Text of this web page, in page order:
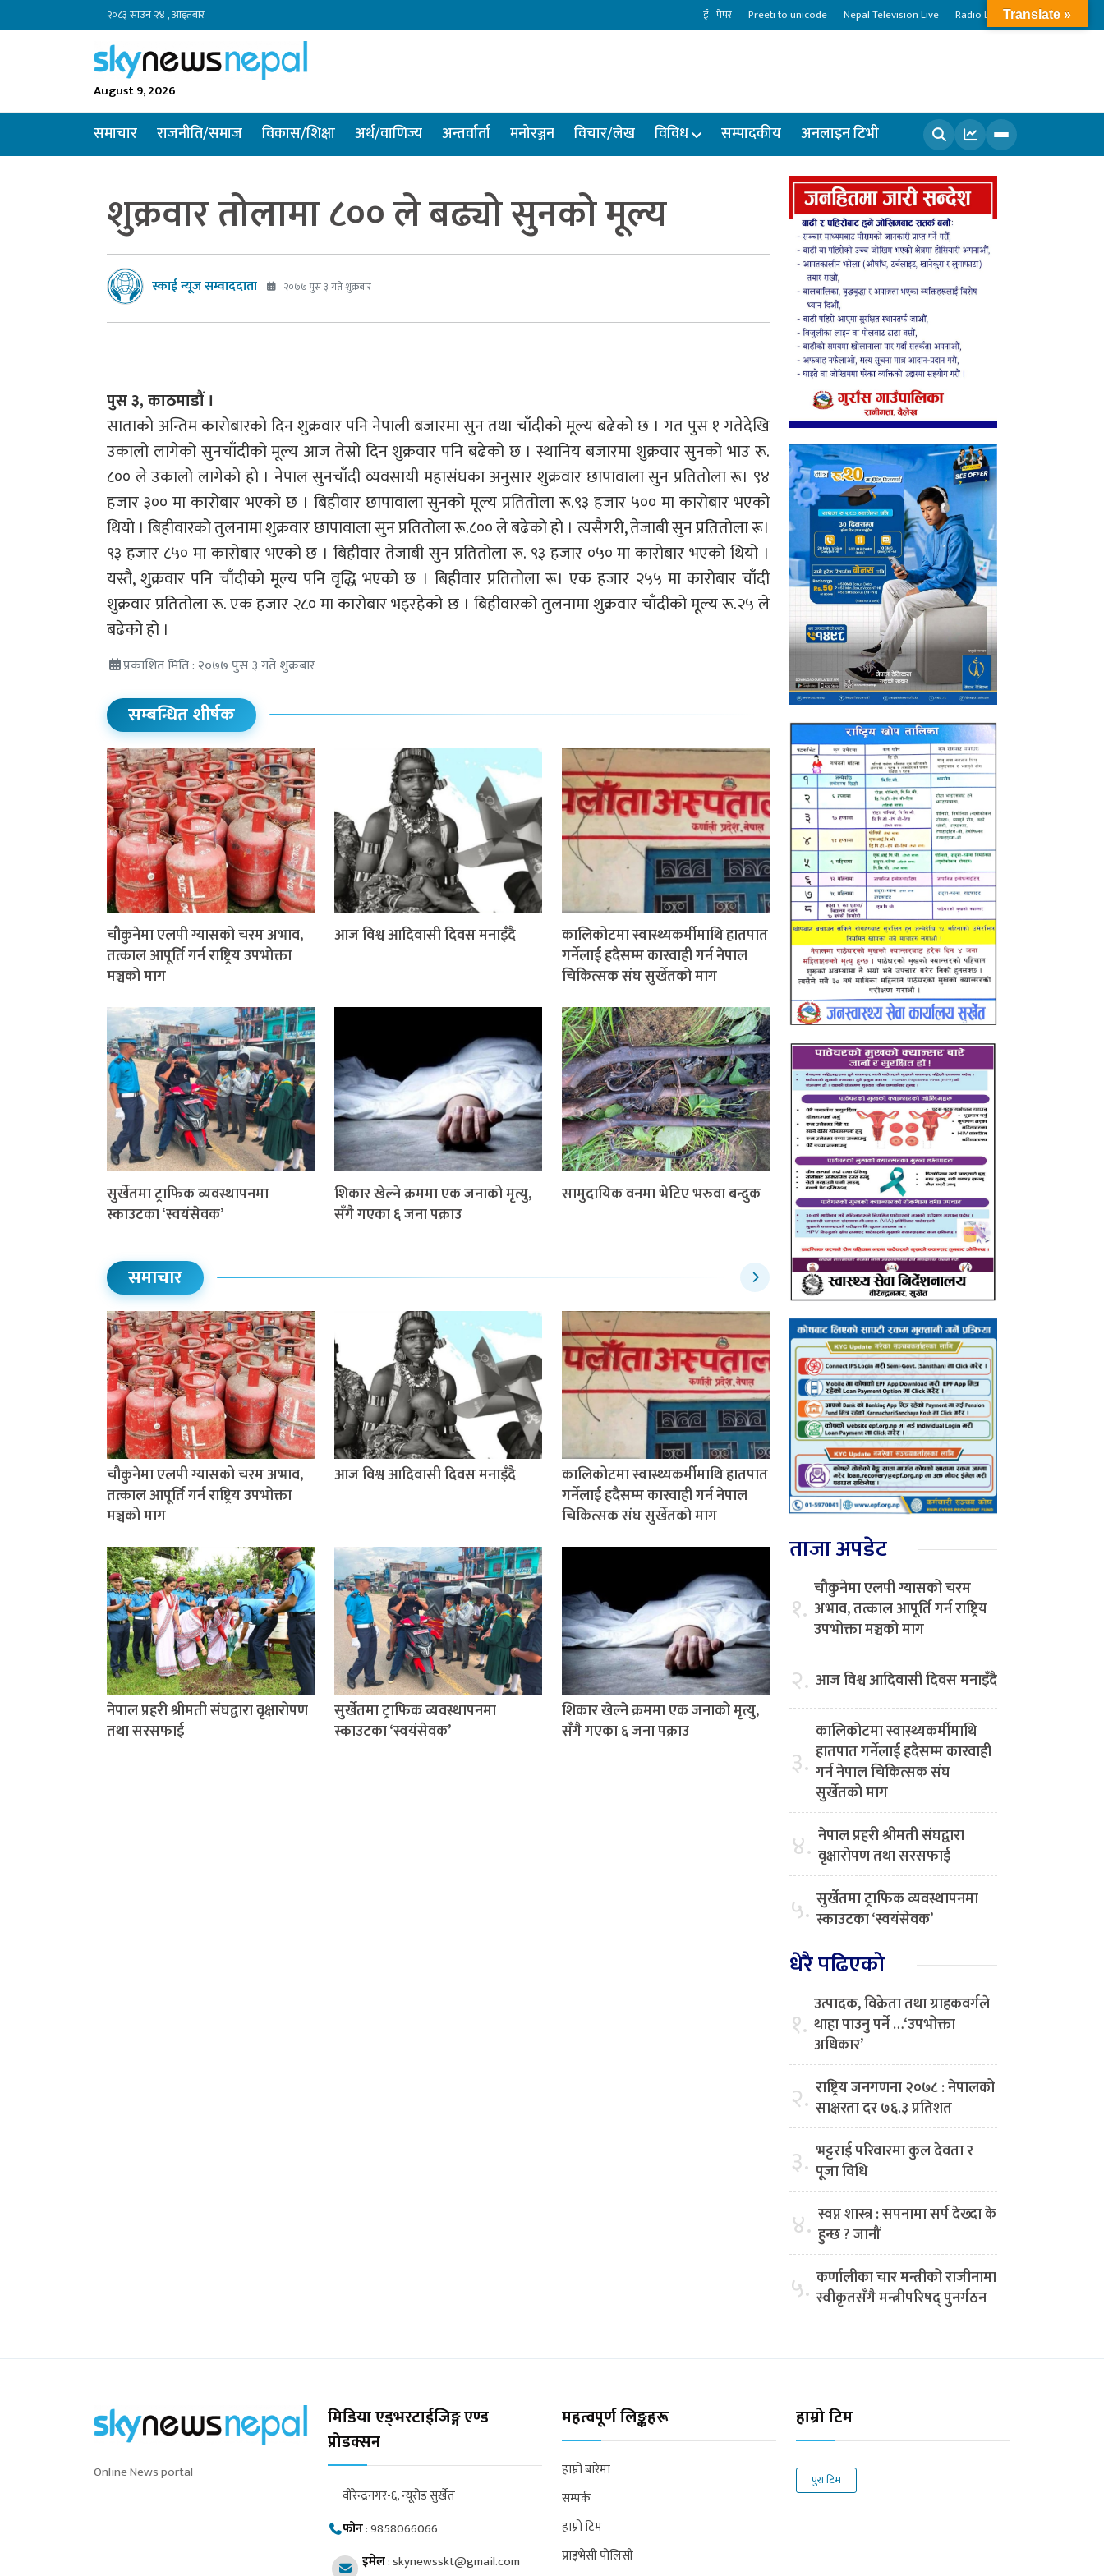
२०८३ साउन २४ , आइतबार ई –पेपर Preeti to unicode Nepal Television Live Radio Live
August 9, 2026
समाचार राजनीति/समाज विकास/शिक्षा अर्थ/वाणिज्य अन्तर्वार्ता मनोरञ्जन विचार/लेख विविध सम्पादकीय अनलाइन टिभी
खोज्नुहोस
शुक्रवार तोलामा ८०० ले बढ्यो सुनको मूल्य
स्काई न्यूज सम्वाददाता २०७७ पुस ३ गते शुक्रबार
पुस ३, काठमाडौं ।
साताको अन्तिम कारोबारको दिन शुक्रवार पनि नेपाली बजारमा सुन तथा चाँदीको मूल्य बढेको छ । गत पुस १ गतेदेखि
उकालो लागेको सुनचाँदीको मूल्य आज तेस्रो दिन शुक्रवार पनि बढेको छ । स्थानिय बजारमा शुक्रवार सुनको भाउ रू.
८०० ले उकालो लागेको हो । नेपाल सुनचाँदी व्यवसायी महासंघका अनुसार शुक्रवार छापावाला सुन प्रतितोला रू। ९४
हजार ३०० मा कारोबार भएको छ । बिहीवार छापावाला सुनको मूल्य प्रतितोला रू.९३ हजार ५०० मा कारोबार भएको
थियो । बिहीवारको तुलनामा शुक्रवार छापावाला सुन प्रतितोला रू.८०० ले बढेको हो । त्यसैगरी, तेजाबी सुन प्रतितोला रू।
९३ हजार ८५० मा कारोबार भएको छ । बिहीवार तेजाबी सुन प्रतितोला रू. ९३ हजार ०५० मा कारोबार भएको थियो ।
यस्तै, शुक्रवार पनि चाँदीको मूल्य पनि वृद्धि भएको छ । बिहीवार प्रतितोला रू। एक हजार २५५ मा कारोबार चाँदी
शुक्रवार प्रतितोला रू. एक हजार २८० मा कारोबार भइरहेको छ । बिहीवारको तुलनामा शुक्रवार चाँदीको मूल्य रू.२५ ले
बढेको हो ।
प्रकाशित मिति : २०७७ पुस ३ गते शुक्रबार
सम्बन्धित शीर्षक
चौकुनेमा एलपी ग्यासको चरम अभाव,
तत्काल आपूर्ति गर्न राष्ट्रिय उपभोक्ता
मञ्चको माग
आज विश्व आदिवासी दिवस मनाइँदै
कालिकोटमा स्वास्थ्यकर्मीमाथि हातपात
गर्नेलाई हदैसम्म कारवाही गर्न नेपाल
चिकित्सक संघ सुर्खेतको माग
सुर्खेतमा ट्राफिक व्यवस्थापनमा
स्काउटका ‘स्वयंसेवक’
शिकार खेल्ने क्रममा एक जनाको मृत्यु,
सँगै गएका ६ जना पक्राउ
सामुदायिक वनमा भेटिए भरुवा बन्दुक
समाचार
चौकुनेमा एलपी ग्यासको चरम अभाव,
तत्काल आपूर्ति गर्न राष्ट्रिय उपभोक्ता
मञ्चको माग
आज विश्व आदिवासी दिवस मनाइँदै
कालिकोटमा स्वास्थ्यकर्मीमाथि हातपात
गर्नेलाई हदैसम्म कारवाही गर्न नेपाल
चिकित्सक संघ सुर्खेतको माग
नेपाल प्रहरी श्रीमती संघद्वारा वृक्षारोपण
तथा सरसफाई
सुर्खेतमा ट्राफिक व्यवस्थापनमा
स्काउटका ‘स्वयंसेवक’
शिकार खेल्ने क्रममा एक जनाको मृत्यु,
सँगै गएका ६ जना पक्राउ
ताजा अपडेट
१. चौकुनेमा एलपी ग्यासको चरम
अभाव, तत्काल आपूर्ति गर्न राष्ट्रिय
उपभोक्ता मञ्चको माग
२. आज विश्व आदिवासी दिवस मनाइँदै
३.
कालिकोटमा स्वास्थ्यकर्मीमाथि
हातपात गर्नेलाई हदैसम्म कारवाही
गर्न नेपाल चिकित्सक संघ
सुर्खेतको माग
४. नेपाल प्रहरी श्रीमती संघद्वारा
वृक्षारोपण तथा सरसफाई
५. सुर्खेतमा ट्राफिक व्यवस्थापनमा
स्काउटका ‘स्वयंसेवक’
धेरै पढिएको
१. उत्पादक, विक्रेता तथा ग्राहकवर्गले
थाहा पाउनु पर्ने …‘उपभोक्ता
अधिकार’
२. राष्ट्रिय जनगणना २०७८ : नेपालको
साक्षरता दर ७६.३ प्रतिशत
३. भट्टराई परिवारमा कुल देवता र
पूजा विधि
४. स्वप्न शास्त्र : सपनामा सर्प देख्दा के
हुन्छ ? जानौं
५. कर्णालीका चार मन्त्रीको राजीनामा
स्वीकृतसँगै मन्त्रीपरिषद् पुनर्गठन
Online News portal
मिडिया एड्भरटाईजिङ्ग एण्ड
प्रोडक्सन
वीरेन्द्रनगर-६, न्यूरोड सुर्खेत
फोन:9858066066
इमेल:skynewsskt@gmail.com
महत्वपूर्ण लिङ्कहरू
हाम्रो बारेमा
सम्पर्क
हाम्रो टिम
प्राइभेसी पोलिसी
हाम्रो टिम
पुरा टिम
Translate »